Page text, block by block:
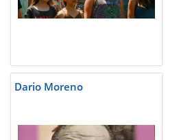
Dario Moreno